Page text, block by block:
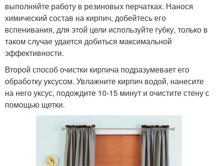
выполняйте работу в резиновых перчатках. Нанося
химический состав на кирпич, добейтесь его
вспенивания, для этой цели используйте губку, только в
таком случае удается добиться максимальной
эффективности.
Второй способ очистки кирпича подразумевает его
обработку уксусом. Увлажните кирпич водой, нанесите
на него уксус, подождите 10-15 минут и очистите стену с
помощью щетки.